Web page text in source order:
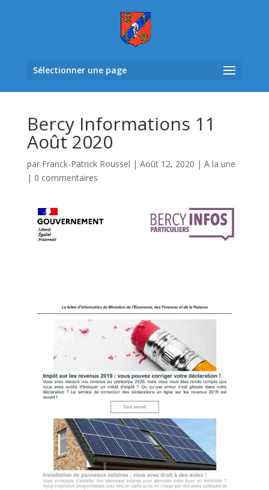
Sélectionner une page
Bercy Informations 11
Août 2020
par Franck-Patrick Roussel | Août 12, 2020 | A la une
| 0 commentaires